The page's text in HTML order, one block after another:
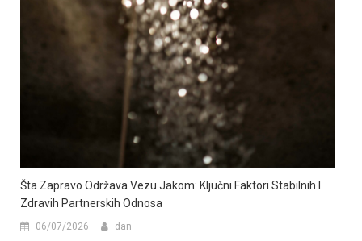
Šta Zapravo Održava Vezu Jakom: Ključni Faktori Stabilnih I
Zdravih Partnerskih Odnosa
06/07/2026 dan